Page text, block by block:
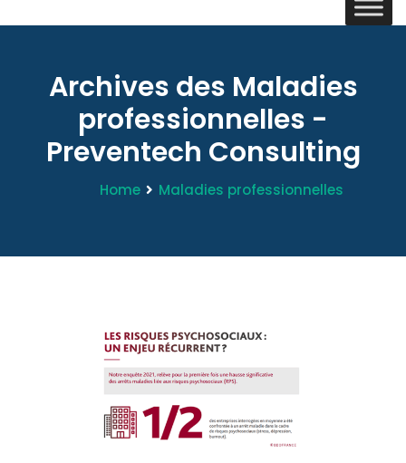
Archives des Maladies
professionnelles -
Preventech Consulting
Home Maladies professionnelles